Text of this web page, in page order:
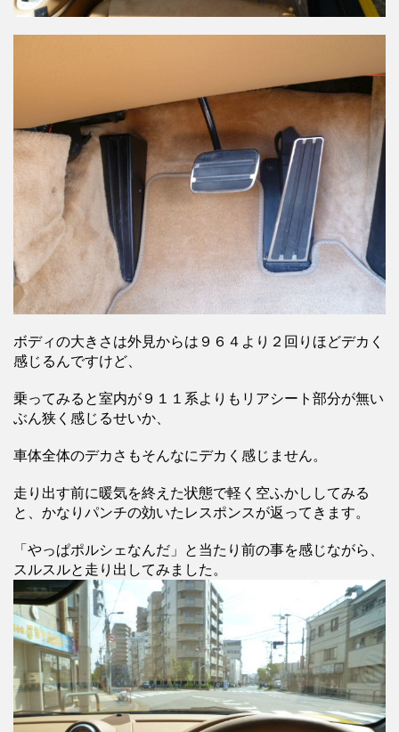
ボディの大きさは外見からは９６４より２回りほどデカく
感じるんですけど、
乗ってみると室内が９１１系よりもリアシート部分が無い
ぶん狭く感じるせいか、
車体全体のデカさもそんなにデカく感じません。
走り出す前に暖気を終えた状態で軽く空ふかししてみる
と、かなりパンチの効いたレスポンスが返ってきます。
「やっぱポルシェなんだ」と当たり前の事を感じながら、
スルスルと走り出してみました。